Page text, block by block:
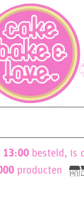
13:00 besteld, is
producten